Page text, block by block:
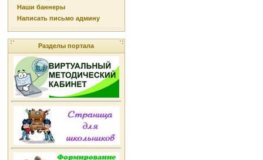
Наши баннеры
Написать письмо админу
Разделы портала